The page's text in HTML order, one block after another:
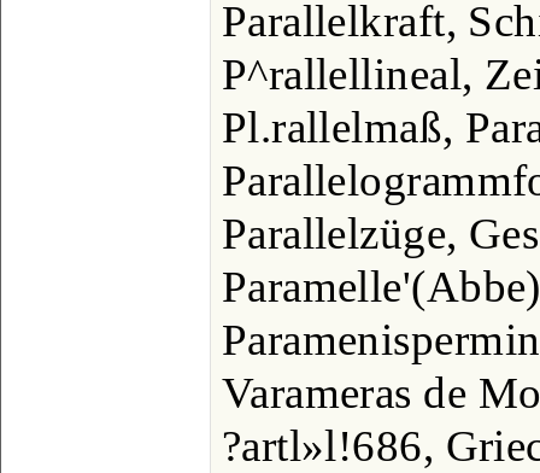
Parallelkraft,
P^rallellineal,
Pl.rallelmaß,
Parallelzüge,
Varameras de
?artl»l!686,